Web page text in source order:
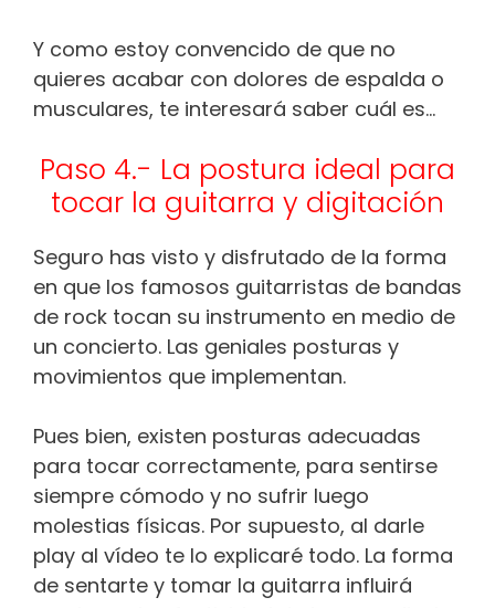
Y como estoy convencido de que no
quieres acabar con dolores de espalda o
musculares, te interesará saber cuál es…
Paso 4.- La postura ideal para
tocar la guitarra y digitación
Seguro has visto y disfrutado de la forma
en que los famosos guitarristas de bandas
de rock tocan su instrumento en medio de
un concierto. Las geniales posturas y
movimientos que implementan.
Pues bien, existen posturas adecuadas
para tocar correctamente, para sentirse
siempre cómodo y no sufrir luego
molestias físicas. Por supuesto, al darle
play al vídeo te lo explicaré todo. La forma
de sentarte y tomar la guitarra influirá